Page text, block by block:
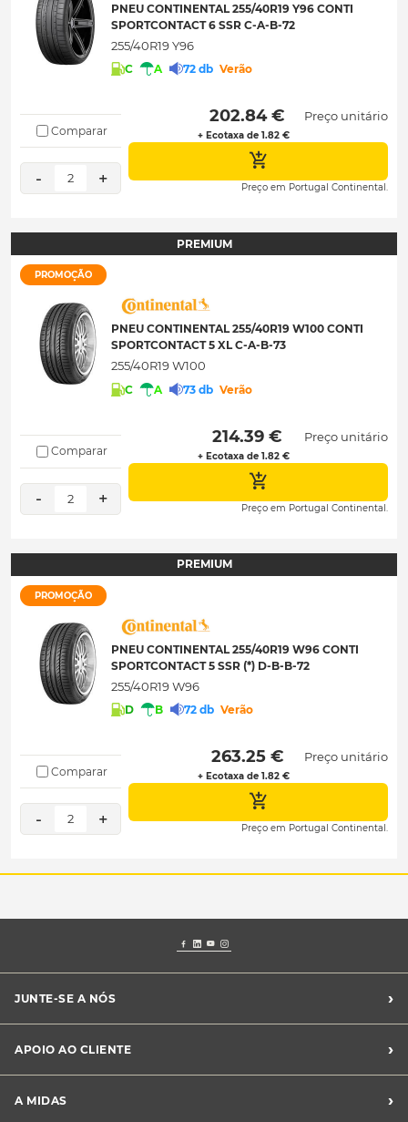
PNEU CONTINENTAL 255/40R19 Y96 CONTI
SPORTCONTACT 6 SSR C-A-B-72
255/40R19 Y96
C A 72 db Verão
Comparar
- 2 +
202.84 €
+ Ecotaxa de 1.82 €
Preço unitário
Preço em Portugal Continental.
PREMIUM
PROMOÇÃO
PNEU CONTINENTAL 255/40R19 W100 CONTI
SPORTCONTACT 5 XL C-A-B-73
255/40R19 W100
C A 73 db Verão
Comparar
- 2 +
214.39 €
+ Ecotaxa de 1.82 €
Preço unitário
Preço em Portugal Continental.
PREMIUM
PROMOÇÃO
PNEU CONTINENTAL 255/40R19 W96 CONTI
SPORTCONTACT 5 SSR (*) D-B-B-72
255/40R19 W96
D B 72 db Verão
Comparar
- 2 +
263.25 €
+ Ecotaxa de 1.82 €
Preço unitário
Preço em Portugal Continental.
JUNTE-SE A NÓS ›
Franchising Midas
APOIO AO CLIENTE ›
Livro de Reclamações
A MIDAS ›